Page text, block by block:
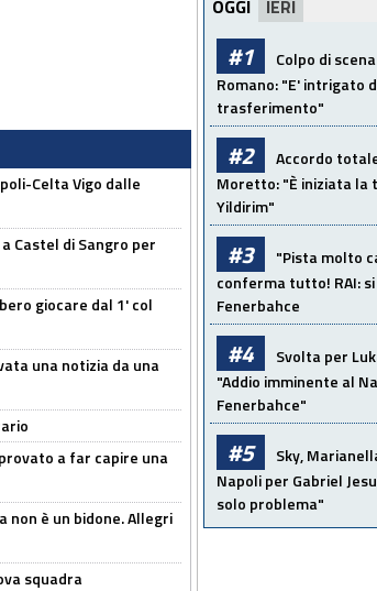
Celta Vigo dalle
Castel di Sangro per
giocare dal 1' col
una notizia da una
a far capire una
non è un bidone. Allegri
squadra
OGGI IERI
#1
Colpo di
Romano: "E' intrigato
trasferimento"
#2
Accordo
Moretto: "È iniziata
Yildirim"
#3
"Pista molto
conferma tutto! RAI:
Fenerbahce
#4
Svolta per
"Addio imminente al
Fenerbahce"
#5
Sky,
Napoli per Gabriel
solo problema"